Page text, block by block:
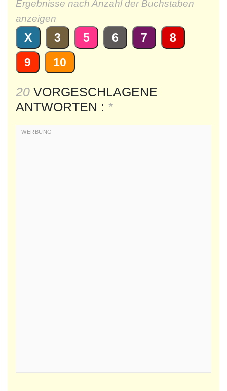
Ergebnisse nach Anzahl der Buchstaben
anzeigen
X 3 5 6 7
8
9
10
20 VORGESCHLAGENE
ANTWORTEN : *